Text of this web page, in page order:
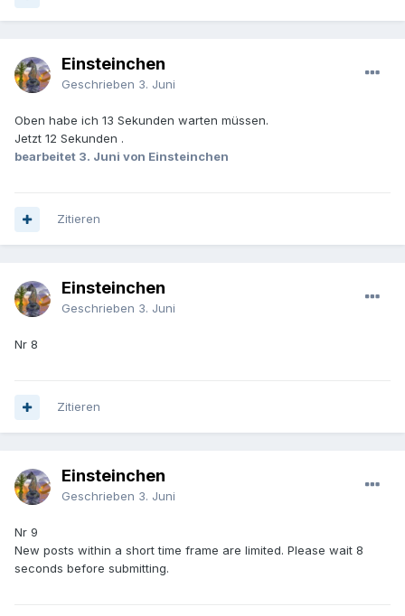
Einsteinchen
Geschrieben 3. Juni
Oben habe ich 13 Sekunden warten müssen.
Jetzt 12 Sekunden .
bearbeitet 3. Juni von Einsteinchen
Zitieren
Einsteinchen
Geschrieben 3. Juni
Nr 8
Zitieren
Einsteinchen
Geschrieben 3. Juni
Nr 9
New posts within a short time frame are limited. Please wait 8
seconds before submitting.